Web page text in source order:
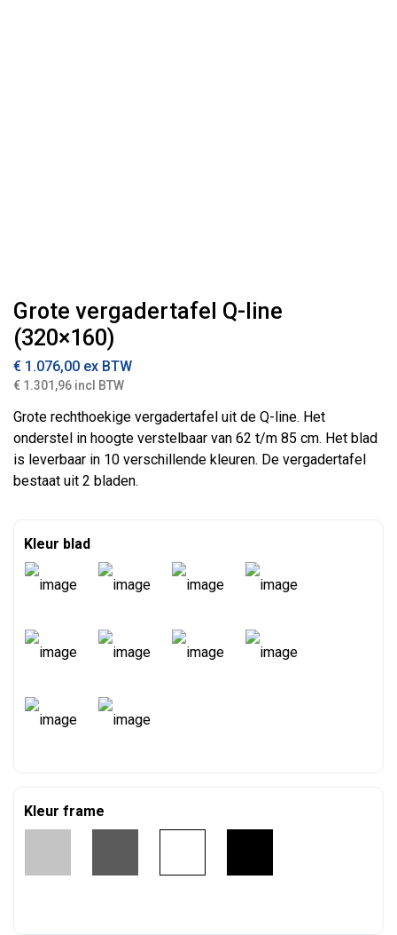
Grote vergadertafel Q-line
(320×160)
€ 1.076,00 ex BTW
€ 1.301,96 incl BTW
Grote rechthoekige vergadertafel uit de Q-line. Het
onderstel in hoogte verstelbaar van 62 t/m 85 cm. Het blad
is leverbaar in 10 verschillende kleuren. De vergadertafel
bestaat uit 2 bladen.
Kleur blad
Kleur frame